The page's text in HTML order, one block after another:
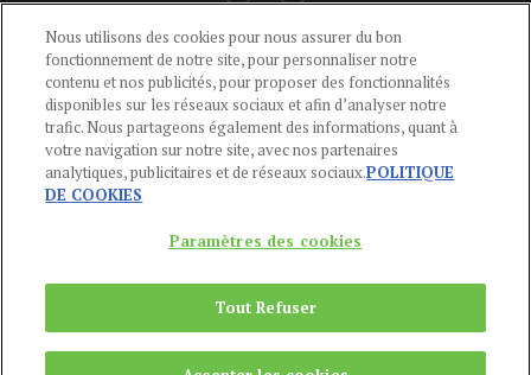
LIENS UTILES
CGU-POLITIQUE DE CONFIDENTIALITÉ -POLITIQUE DES COOKIES
MENTIONS LÉGALES -AIDE
CONTACT
Du Lundi au Vendredi, 9h-13h et 14h-17h
Copyright © 2024Publications Agora
Nous utilisons des cookies pour nous assurer du bon
fonctionnement de notre site, pour personnaliser notre
contenu et nos publicités, pour proposer des fonctionnalités
disponibles sur les réseaux sociaux et afin d’analyser notre
trafic. Nous partageons également des informations, quant à
votre navigation sur notre site, avec nos partenaires
analytiques, publicitaires et de réseaux sociaux.POLITIQUE
DE COOKIES
Paramètres des cookies
Tout Refuser